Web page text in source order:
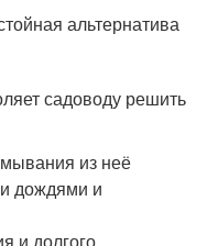
альтернатива
садоводу решить
из неё
дождями и